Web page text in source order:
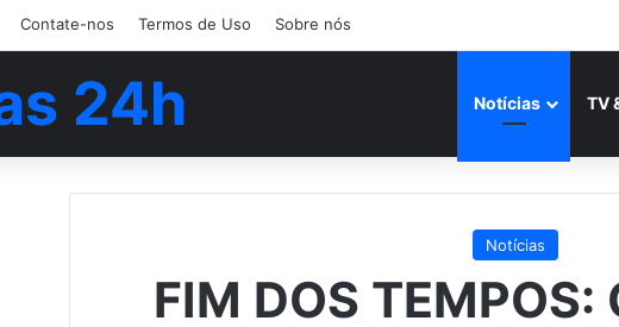
Contate-nos Termos de Uso Sobre nós
24h Notícias TV
Notícias
FIM DOS